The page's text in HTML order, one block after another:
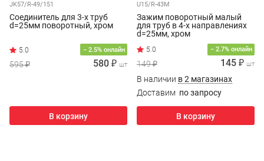
JK57/R-49/151
Соединитель для 3-х труб
d=25мм поворотный, хром
− 2.5% онлайн
595 ₽ 580 ₽ шт
В корзину
U15/R-43M
Зажим поворотный малый
для труб в 4-х направлениях
d=25мм, хром
− 2.7% онлайн
149 ₽ 145 ₽ шт
В наличии в 2 магазинах
Доставим по запросу
В корзину